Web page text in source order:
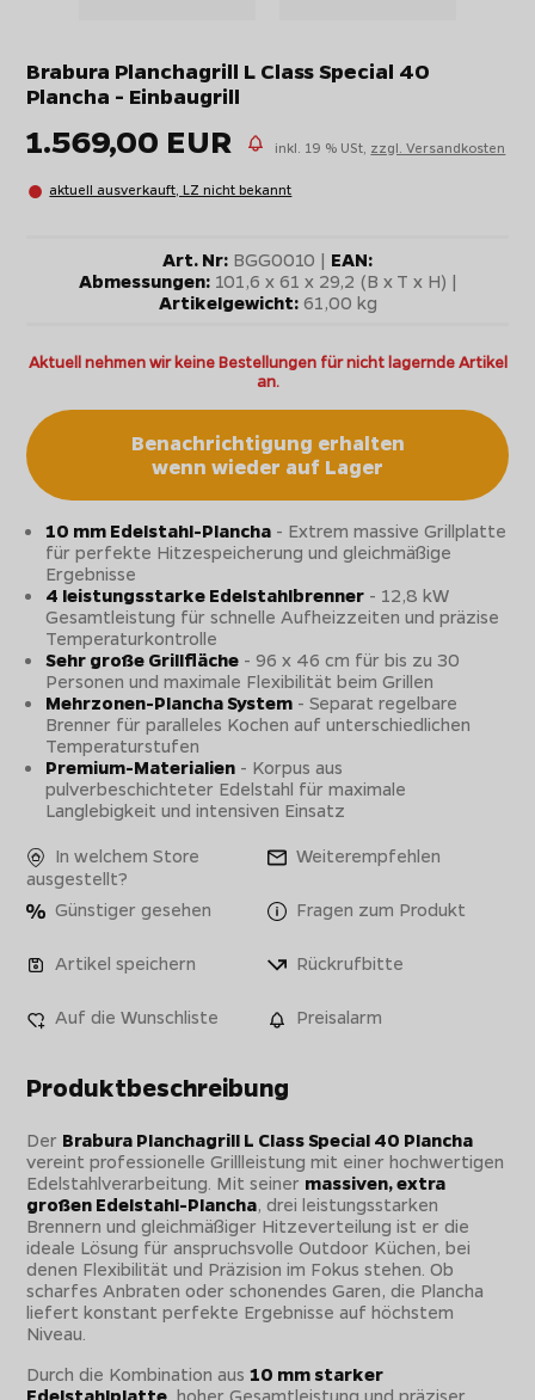
Brabura Planchagrill L Class Special 40
Plancha - Einbaugrill
1.569,00 EUR inkl. 19 % USt, zzgl. Versandkosten
aktuell ausverkauft, LZ nicht bekannt
Art. Nr: BGG0010 | EAN:
Abmessungen:101,6 x 61 x 29,2 (B x T x H) |
Artikelgewicht:61,00 kg
Aktuell nehmen wir keine Bestellungen für nicht lagernde Artikel
an.
Benachrichtigung erhalten
wenn wieder auf Lager
10 mm Edelstahl-Plancha - Extrem massive Grillplatte
für perfekte Hitzespeicherung und gleichmäßige
Ergebnisse
4 leistungsstarke Edelstahlbrenner - 12,8 kW
Gesamtleistung für schnelle Aufheizzeiten und präzise
Temperaturkontrolle
Sehr große Grillfläche - 96 x 46 cm für bis zu 30
Personen und maximale Flexibilität beim Grillen
Mehrzonen-Plancha System - Separat regelbare
Brenner für paralleles Kochen auf unterschiedlichen
Temperaturstufen
Premium-Materialien - Korpus aus
pulverbeschichteter Edelstahl für maximale
Langlebigkeit und intensiven Einsatz
In welchem Store
ausgestellt?
Weiterempfehlen
Günstiger gesehen Fragen zum Produkt
Artikel speichern Rückrufbitte
Auf die Wunschliste Preisalarm
Produktbeschreibung
Der Brabura Planchagrill L Class Special 40 Plancha
vereint professionelle Grillleistung mit einer hochwertigen
Edelstahlverarbeitung. Mit seiner massiven, extra
großen Edelstahl-Plancha, drei leistungsstarken
Brennern und gleichmäßiger Hitzeverteilung ist er die
ideale Lösung für anspruchsvolle Outdoor Küchen, bei
denen Flexibilität und Präzision im Fokus stehen. Ob
scharfes Anbraten oder schonendes Garen, die Plancha
liefert konstant perfekte Ergebnisse auf höchstem
Niveau.
Durch die Kombination aus10 mm starker
Edelstahlplatte, hoher Gesamtleistung und präziser